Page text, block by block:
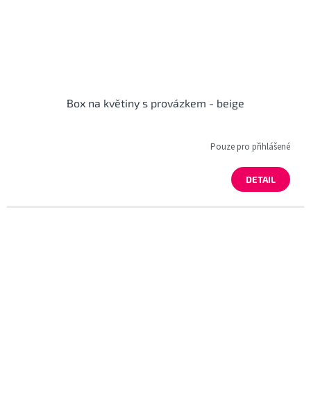
Box na květiny s provázkem - beige
Pouze pro přihlášené
DETAIL